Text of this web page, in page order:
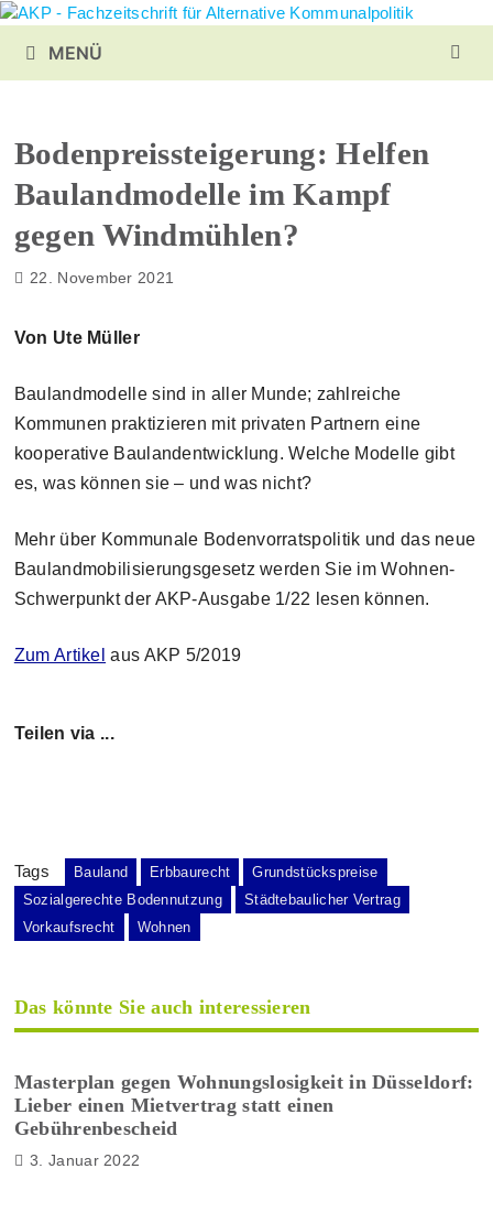
Zurück
Inhalt
MENÜ
Bodenpreissteigerung:Helfen
Baulandmodelle im Kampf
gegen Windmühlen?
22. November 2021
Von Ute Müller
Baulandmodelle sind in aller Munde; zahlreiche
Kommunen praktizieren mit privaten Partnern eine
kooperative Baulandentwicklung. Welche Modelle gibt
es, was können sie – und was nicht?
Mehr über Kommunale Bodenvorratspolitik und das neue
Baulandmobilisierungsgesetz werden Sie im Wohnen-
Schwerpunkt der AKP-Ausgabe 1/22 lesen können.
Zum Artikel aus AKP 5/2019
Teilen via ...
Tags Bauland Erbbaurecht
Grundstückspreise
Sozialgerechte Bodennutzung
Städtebaulicher Vertrag
Vorkaufsrecht
Wohnen
Das könnte Sie auch interessieren
Masterplan gegen Wohnungslosigkeit in Düsseldorf:
Lieber einen Mietvertrag statt einen
Gebührenbescheid
3. Januar 2022